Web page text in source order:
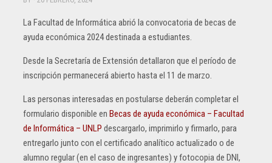
La Facultad de Informática abrió la convocatoria de becas de
ayuda económica 2024 destinada a estudiantes.
Desde la Secretaría de Extensión detallaron que el período de
inscripción permanecerá abierto hasta el 11 de marzo.
Las personas interesadas en postularse deberán completar el
formulario disponible en Becas de ayuda económica – Facultad
de Informática – UNLP descargarlo, imprimirlo y firmarlo, para
entregarlo junto con el certificado analítico actualizado o de
alumno regular (en el caso de ingresantes) y fotocopia de DNI,